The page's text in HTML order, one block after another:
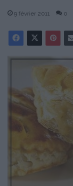
9 février 2011 0